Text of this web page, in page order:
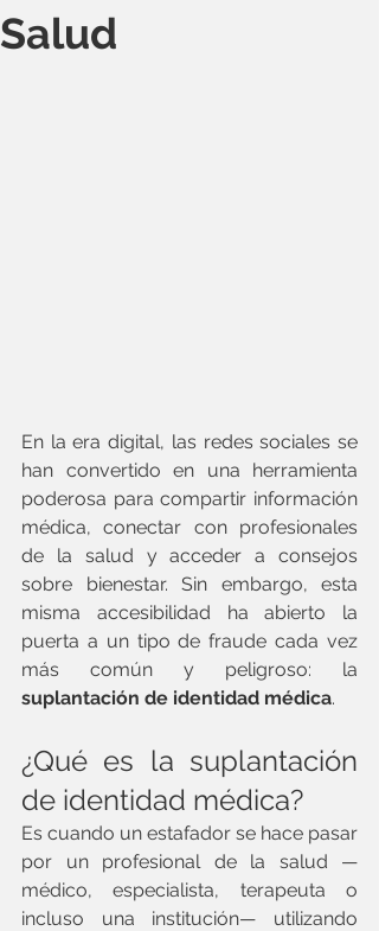
Salud
En la era digital, las redes sociales se
han convertido en una herramienta
poderosa para compartir información
médica, conectar con profesionales
de la salud y acceder a consejos
sobre bienestar. Sin embargo, esta
misma accesibilidad ha abierto la
puerta a un tipo de fraude cada vez
suplantación de identidad médica.
¿Qué es la suplantación
de identidad médica?
Es cuando un estafador se hace pasar
por un profesional de la salud —
médico, especialista, terapeuta o
incluso una institución— utilizando